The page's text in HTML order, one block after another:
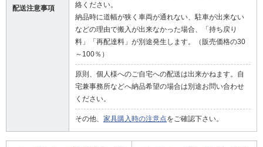
配送注意事項
絡ください。
納品時に道幅が狭く車両が通れない、駐車が出来ない
などの理由で搬入が出来なかった場合、「持ち戻り
料」「再配達料」が別途発生します。（販売価格の30
～100％）
原則、個人様へのご自宅への配送は出来かねます。自
宅兼事務所などへ納品希望の場合は別途お問い合わせ
ください。
その他、 家具購入時の注意点をご確認下さい。